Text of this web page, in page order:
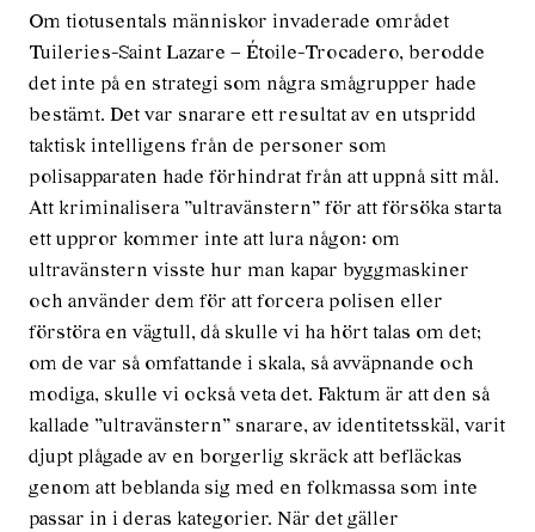
Om tiotusentals människor invaderade området
Tuileries-Saint Lazare – Étoile-Trocadero, berodde
det inte på en strategi som några smågrupper hade
bestämt. Det var snarare ett resultat av en utspridd
taktisk intelligens från de personer som
polisapparaten hade förhindrat från att uppnå sitt mål.
Att kriminalisera ”ultravänstern” för att försöka starta
ett uppror kommer inte att lura någon: om
ultravänstern visste hur man kapar byggmaskiner
och använder dem för att forcera polisen eller
förstöra en vägtull, då skulle vi ha hört talas om det;
om de var så omfattande i skala, så avväpnande och
modiga, skulle vi också veta det. Faktum är att den så
kallade ”ultravänstern” snarare, av identitetsskäl, varit
djupt plågade av en borgerlig skräck att befläckas
genom att beblanda sig med en folkmassa som inte
passar in i deras kategorier. När det gäller